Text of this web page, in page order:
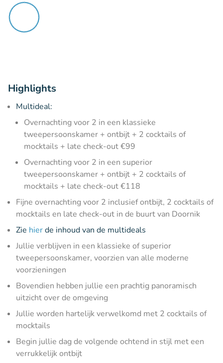
Highlights
Multideal:
Overnachting voor 2 in een klassieke
tweepersoonskamer + ontbijt + 2 cocktails of
mocktails + late check-out €99
Overnachting voor 2 in een superior
tweepersoonskamer + ontbijt + 2 cocktails of
mocktails + late check-out €118
Fijne overnachting voor 2 inclusief ontbijt, 2 cocktails of
mocktails en late check-out in de buurt van Doornik
Zie hierde inhoud van de multideals
Jullie verblijven in een klassieke of superior
tweepersoonskamer, voorzien van alle moderne
voorzieningen
Bovendien hebben jullie een prachtig panoramisch
uitzicht over de omgeving
Jullie worden hartelijk verwelkomd met 2 cocktails of
mocktails
Begin jullie dag de volgende ochtend in stijl met een
verrukkelijk ontbijt